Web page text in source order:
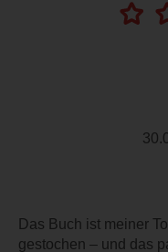
Das Buch ist meiner
gestochen – und das